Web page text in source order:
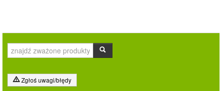
Zgłoś uwagi/błędy